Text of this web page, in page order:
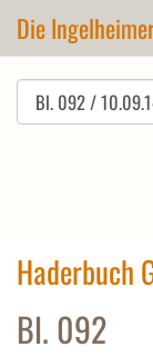
Die
Haderbuch
Bl. 092